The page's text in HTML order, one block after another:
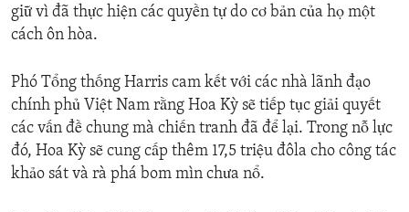
giữ vì đã thực hiện các quyền tự do cơ bản của họ một
cách ôn hòa.
Phó Tổng thống Harris cam kết với các nhà lãnh đạo
chính phủ Việt Nam rằng Hoa Kỳ sẽ tiếp tục giải quyết
các vấn đề chung mà chiến tranh đã để lại. Trong nỗ lực
đó, Hoa Kỳ sẽ cung cấp thêm 17,5 triệu đôla cho công tác
khảo sát và rà phá bom mìn chưa nổ.